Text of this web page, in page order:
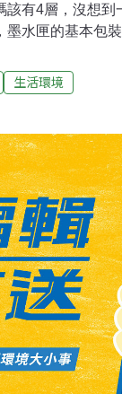
該有4層，沒想
墨水匣的基本包
品的包裝，不
了喜餅、墨水
定，有關糕餅、
範。但是，法規
上的禮盒包裝是
署對於過度包裝
動計畫論壇暨99
生活環境